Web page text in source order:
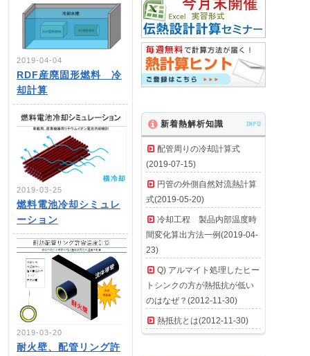
2019-04-04
RDF産廃固形燃料 冷
却計算
2019-03-25
燃料電池冷却シミュレ
ーション
2019-03-20
耐火壁、配管リング許
新着熱解析知識 INFO
配管周りの冷却計算式
(2019-07-15)
円管の外側自然対流熱計算
式(2019-05-20)
冷却工程 製品内部温度時
間変化算出方法一例(2019-04-
23)
Q) アルマイト処理したヒー
トシンクの方が熱抵抗が低い
のはなぜ？(2012-11-30)
熱抵抗とは(2012-11-30)